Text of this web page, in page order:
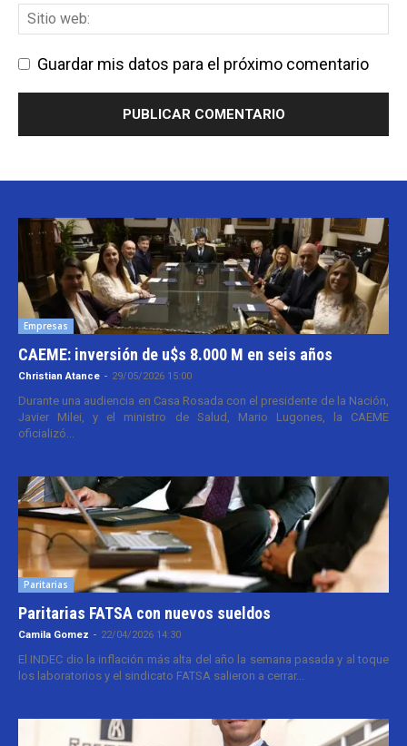
Guardar mis datos para el próximo comentario
Empresas
CAEME: inversión de u$s 8.000 M en seis años
Christian Atance - 29/05/2026 15:00
Durante una audiencia en Casa Rosada con el presidente de la Nación,
Javier Milei, y el ministro de Salud, Mario Lugones, la CAEME
oficializó...
Paritarias
Paritarias FATSA con nuevos sueldos
Camila Gomez - 22/04/2026 14:30
El INDEC dio la inflación más alta del año la semana pasada y al toque
los laboratorios y el sindicato FATSA salieron a cerrar...